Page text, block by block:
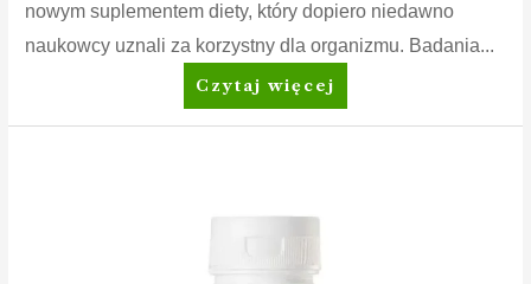
nowym suplementem diety, który dopiero niedawno
naukowcy uznali za korzystny dla organizmu. Badania...
Nutrilite™
CLA
Czytaj więcej